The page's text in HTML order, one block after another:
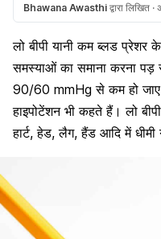
Bhawana Awasthi द्वारा लिखित ·
लोबीपी यानी कमब्लड प्रेशर के
समस्याओं का समाना करना
90/60 mmHg से कम हो जाए
हाइपोटेंशन भी कहते हैं। लो
हार्ट, हेड, लैग, हैंड आदि में